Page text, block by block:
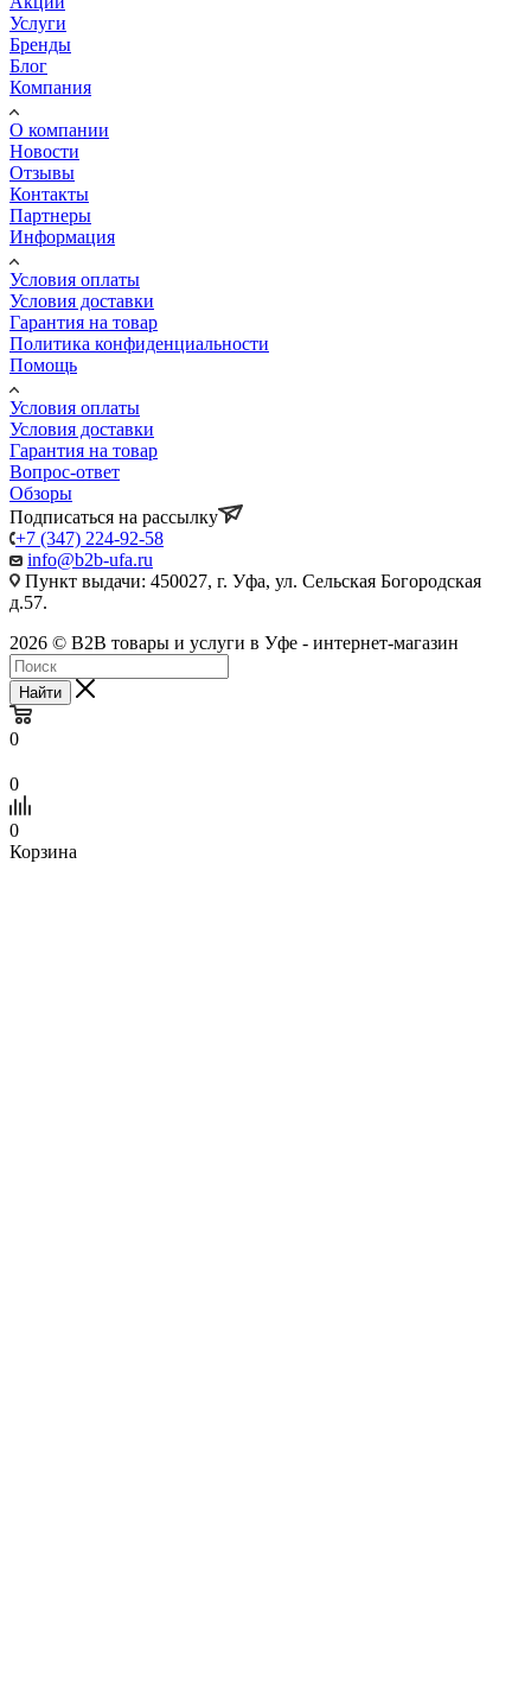
Услуги
Бренды
Блог
Компания
О компании
Новости
Отзывы
Контакты
Партнеры
Информация
Условия оплаты
Условия доставки
Гарантия на товар
Политика конфиденциальности
Помощь
Условия оплаты
Условия доставки
Гарантия на товар
Вопрос-ответ
Обзоры
Подписаться на рассылку
+7 (347) 224-92-58
info@b2b-ufa.ru
Пункт выдачи: 450027, г. Уфа, ул. Сельская Богородская
д.57.
2026 © B2B товары и услуги в Уфе - интернет-магазин
Найти
0
0
0
Корзина